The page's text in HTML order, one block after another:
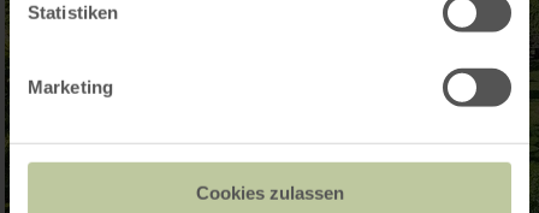
Statistiken
Marketing
Cookies zulassen